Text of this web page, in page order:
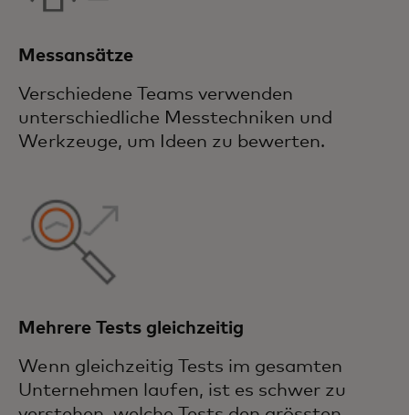
Messansätze
Verschiedene Teams verwenden
unterschiedliche Messtechniken und
Werkzeuge, um Ideen zu bewerten.
Mehrere Tests gleichzeitig
Wenn gleichzeitig Tests im gesamten
Unternehmen laufen, ist es schwer zu